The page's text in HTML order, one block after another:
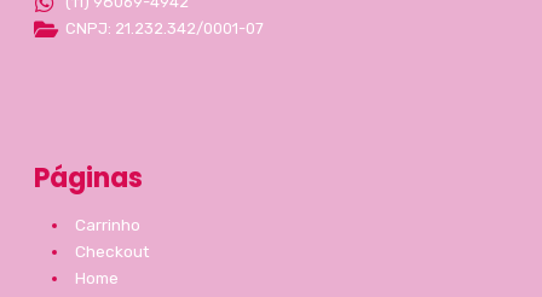
CNPJ: 21.232.342/0001-07
Páginas
Carrinho
Checkout
Home